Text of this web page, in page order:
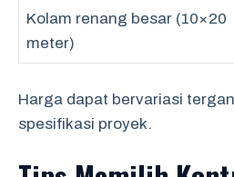
Kolam renang besar (10×20
meter)
Harga dapat bervariasi
spesifikasi proyek.